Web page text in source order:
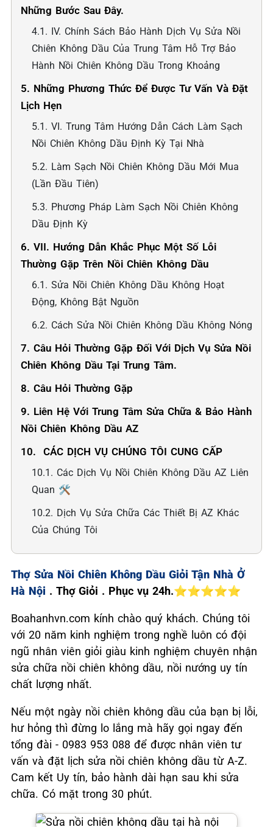
Những Bước Sau Đây.
4.1. IV. Chính Sách Bảo Hành Dịch Vụ Sửa Nồi
Chiên Không Dầu Của Trung Tâm Hỗ Trợ Bảo
Hành Nồi Chiên Không Dầu Trong Khoảng
5. Những Phương Thức Để Được Tư Vấn Và Đặt
Lịch Hẹn
5.1. VI. Trung Tâm Hướng Dẫn Cách Làm Sạch
Nồi Chiên Không Dầu Định Kỳ Tại Nhà
5.2. Làm Sạch Nồi Chiên Không Dầu Mới Mua
(lần Đầu Tiên)
5.3. Phương Pháp Làm Sạch Nồi Chiên Không
Dầu Định Kỳ
6. VII. Hướng Dẫn Khắc Phục Một Số Lỗi
Thường Gặp Trên Nồi Chiên Không Dầu
6.1. Sửa Nồi Chiên Không Dầu Không Hoạt
Động, Không Bật Nguồn
6.2. Cách Sửa Nồi Chiên Không Dầu Không Nóng
7. Câu Hỏi Thường Gặp Đối Với Dịch Vụ Sửa Nồi
Chiên Không Dầu Tại Trung Tâm.
8. Câu Hỏi Thường Gặp
9. Liên Hệ Với Trung Tâm Sửa Chữa & Bảo Hành
Nồi Chiên Không Dầu AZ
10. ️ CÁC DỊCH VỤ CHÚNG TÔI CUNG CẤP
10.1. Các Dịch Vụ Nồi Chiên Không Dầu AZ Liên
Quan 🛠️
10.2. Dịch Vụ Sửa Chữa Các Thiết Bị AZ Khác
Của Chúng Tôi
Thợ Sửa Nồi Chiên Không Dầu Giỏi Tận Nhà Ở
Hà Nội . Thợ Giỏi . Phục vụ 24h.⭐⭐⭐⭐⭐
Boahanhvn.com kính chào quý khách. Chúng tôi
với 20 năm kinh nghiệm trong nghề luôn có đội
ngũ nhân viên giỏi giàu kinh nghiệm chuyên nhận
sửa chữa nồi chiên không dầu, nồi nướng uy tín
chất lượng nhất.
Nếu một ngày nồi chiên không dầu của bạn bị lỗi,
hư hỏng thì đừng lo lắng mà hãy gọi ngay đến
tổng đài - 0983 953 088 để được nhân viên tư
vấn và đặt lịch sửa nồi chiên không dầu từ A-Z.
Cam kết Uy tín, bảo hành dài hạn sau khi sửa
chữa. Có mặt trong 30 phút.